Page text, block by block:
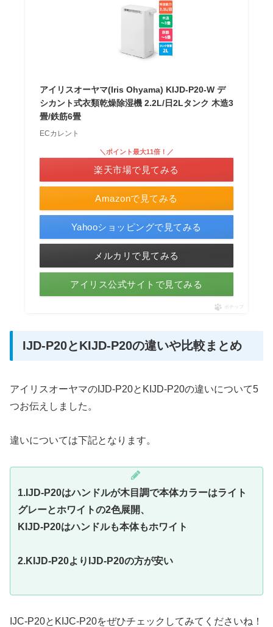
アイリスオーヤマ(Iris Ohyama) KIJD-P20-W デ
シカント式衣類乾燥除湿機 2.2L/日2Lタンク 木造3
畳/鉄筋6畳
ECカレント
Amazonで見てみる
＼ポイント最大11倍！／
楽天市場で見てみる
Yahooショッピングで見てみる
メルカリで見てみる
アイリス公式サイトで見てみる
ポチップ
IJD-P20とKIJD-P20の違いや比較まとめ
アイリスオーヤマのIJD-P20とKIJD-P20の違いについて5
つお伝えしました。
違いについては下記となります。
1.IJD-P20はハンドルが木目調で本体カラーはライト
グレーとホワイトの2色展開、
KIJD-P20はハンドルも本体もホワイト
2.KIJD-P20よりIJD-P20の方が安い
IJC-P20とKIJC-P20をぜひチェックしてみてくださいね！